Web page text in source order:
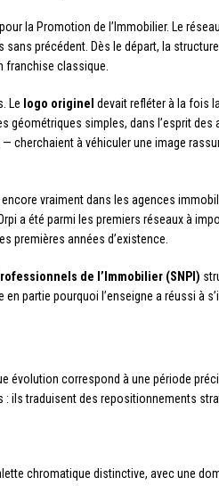
la Promotion de l’Immobilier. Le
précédent. Dès le départ, la
franchise classique.
Le logo originel devait refléter à la fois
simples, dans l’esprit
cherchaient à véhiculer une image
vraiment dans les agences
a été parmi les premiers réseaux à
premières années d’existence.
de l’Immobilier (SNPI)
partie pourquoi l’enseigne a réussi à
évolution correspond à une période
ils traduisent des repositionnements
chromatique distinctive, avec une